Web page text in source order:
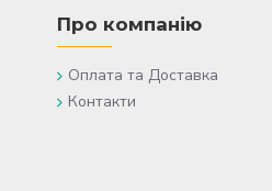
Про компанію
Оплата та Доставка
Контакти